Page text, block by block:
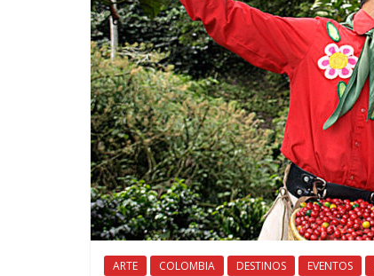
ARTE COLOMBIA DESTINOS EVENTOS